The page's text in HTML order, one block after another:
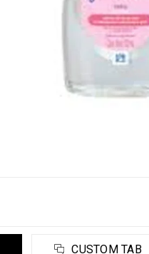
CUSTOM TAB